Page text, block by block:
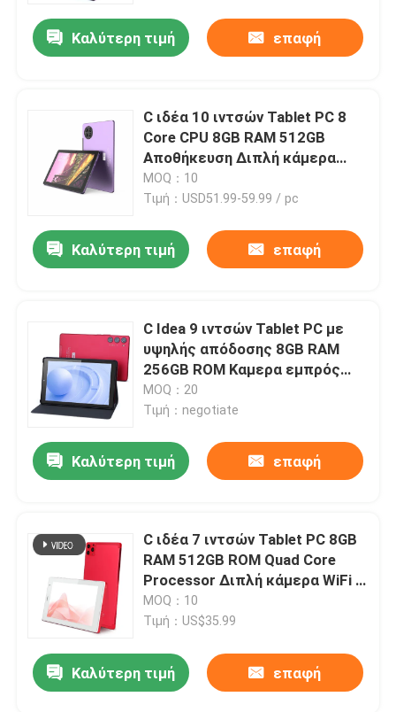
Καλύτερη τιμή επαφή
C ιδέα 10 ιντσών Tablet PC 8
Core CPU 8GB RAM 512GB
Αποθήκευση Διπλή κάμερα
Πιόλε Tablet ενηλίκων με
πληκτρολόγιο CM7800
MOQ：10
Τιμή：USD51.99-59.99 / pc
Καλύτερη τιμή επαφή
C Idea 9 ιντσών Tablet PC με
υψηλής απόδοσης 8GB RAM
256GB ROM Καμερα εμπρός
5.0MP/ πίσω 8.0MP με
μικρόφωνο
MOQ：20
Τιμή：negotiate
Καλύτερη τιμή επαφή
C ιδέα 7 ιντσών Tablet PC 8GB
RAM 512GB ROM Quad Core
Processor Διπλή κάμερα WiFi /
BT για εφήβους με θήκη CM513
(κόκκινο)
MOQ：10
Τιμή：US$35.99
Καλύτερη τιμή επαφή